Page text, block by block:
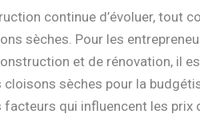
continue d’évoluer, tout
sèches. Pour les
et de rénovation, il
sèches pour la
qui influencent les